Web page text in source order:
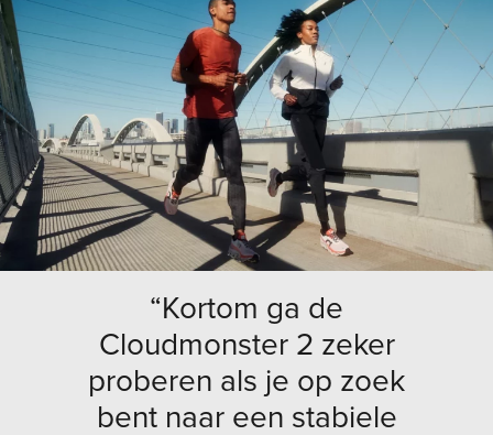
“Kortom ga de
Cloudmonster 2 zeker
proberen als je op zoek
bent naar een stabiele